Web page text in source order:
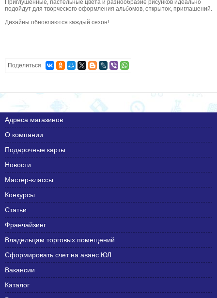
Приглушенные, пастельные цвета и разнообразие рисунков идеально
подойдут для творческого оформления альбомов, открыток, приглашений.
Дизайны обновляются каждый сезон!
Поделиться
Адреса магазинов
О компании
Подарочные карты
Новости
Мастер-классы
Конкурсы
Статьи
Франчайзинг
Владельцам торговых помещений
Сформировать счет на аванс ЮЛ
Вакансии
Каталог